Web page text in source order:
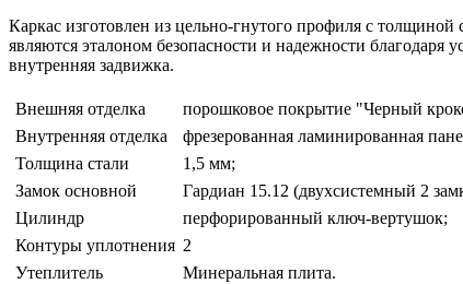
Каркас изготовлен из цельно-гнутого профиля с
являются эталоном безопасности и надежности
внутренняя задвижка.
Внешняя отделка
порошковое покрытие "Черный
Внутренняя отделка
фрезерованная ламинированная
Толщина стали
1,5 мм;
Замок основной
Гардиан 15.12 (двухсистемный 2
Цилиндр
перфорированный ключ-вертушок;
Контуры уплотнения 2
Утеплитель
Минеральная плита.